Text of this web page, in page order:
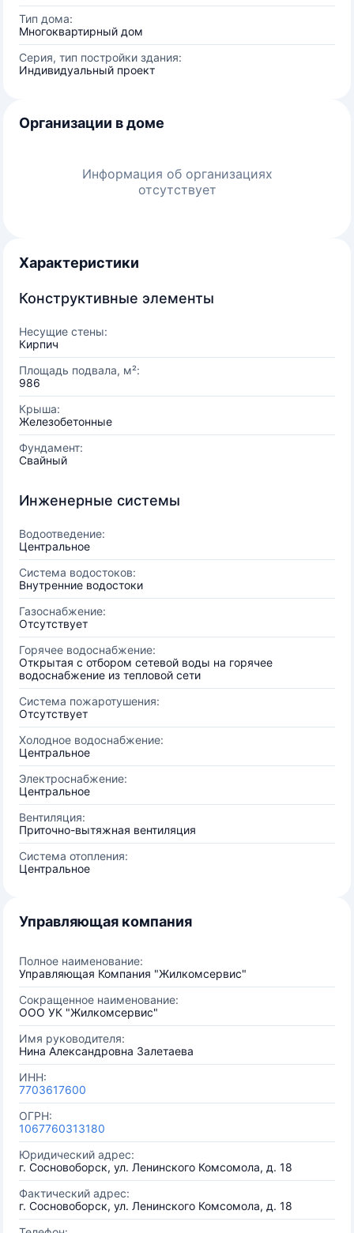
Тип дома:
Многоквартирный дом
Серия, тип постройки здания:
Индивидуальный проект
Организации в доме
Информация об организациях
отсутствует
Характеристики
Конструктивные элементы
Несущие стены:
Кирпич
Площадь подвала, м²:
986
Крыша:
Железобетонные
Фундамент:
Свайный
Инженерные системы
Водоотведение:
Центральное
Система водостоков:
Внутренние водостоки
Газоснабжение:
Отсутствует
Горячее водоснабжение:
Открытая с отбором сетевой воды на горячее
водоснабжение из тепловой сети
Система пожаротушения:
Отсутствует
Холодное водоснабжение:
Центральное
Электроснабжение:
Центральное
Вентиляция:
Приточно-вытяжная вентиляция
Система отопления:
Центральное
Управляющая компания
Полное наименование:
Управляющая Компания "Жилкомсервис"
Сокращенное наименование:
ООО УК "Жилкомсервис"
Имя руководителя:
Нина Александровна Залетаева
ИНН:
7703617600
ОГРН:
1067760313180
Юридический адрес:
г. Сосновоборск, ул. Ленинского Комсомола, д. 18
Фактический адрес:
г. Сосновоборск, ул. Ленинского Комсомола, д. 18